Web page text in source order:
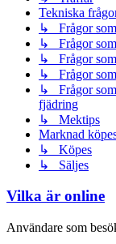
Tekniska
↳ Frågor som
↳ Frågor
↳ Frågor som
↳ Frågor
↳ Frågor som
fjädring
↳ Mektips
Marknad
↳ Köpes
↳ Säljes
Vilka är online
Användare som